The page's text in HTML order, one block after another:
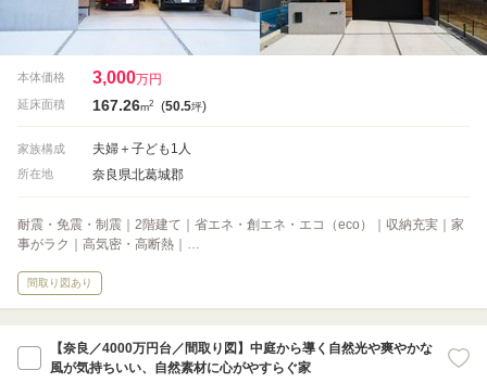
本体価格 3,000万円
延床面積 167.26m2 (50.5坪)
家族構成 夫婦＋子ども1人
所在地 奈良県北葛城郡
耐震・免震・制震｜2階建て｜省エネ・創エネ・エコ（eco）｜収納充実｜家
事がラク｜高気密・高断熱｜…
間取り図あり
【奈良／4000万円台／間取り図】中庭から導く自然光や爽やかな
風が気持ちいい、自然素材に心がやすらぐ家